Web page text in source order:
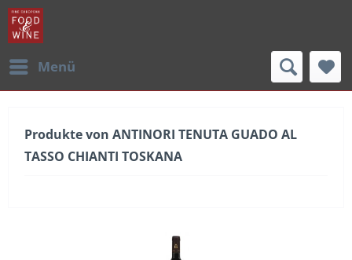
Menü
Produkte von ANTINORI TENUTA GUADO AL
TASSO CHIANTI TOSKANA